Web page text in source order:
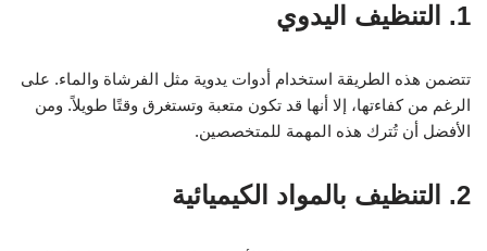
1. التنظيف اليدوي
تتضمن هذه الطريقة استخدام أدوات يدوية مثل الفرشاة والماء. على
الرغم من كفاءتها، إلا أنها قد تكون متعبة وتستغرق وقتًا طويلاً. ومن
الأفضل أن تُترك هذه المهمة للمتخصصين.
2. التنظيف بالمواد الكيميائية